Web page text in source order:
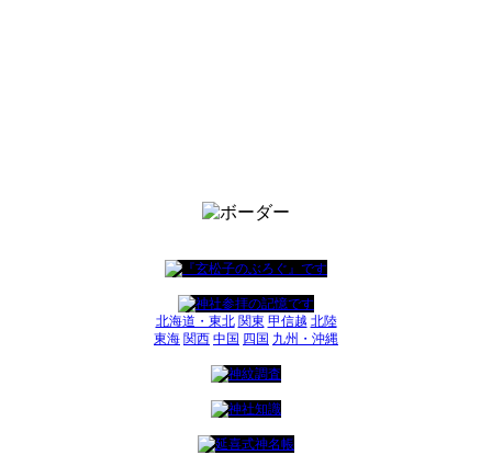
北海道・東北 関東 甲信越 北陸
東海 関西 中国 四国 九州・沖縄